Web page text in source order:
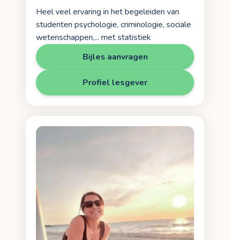
Heel veel ervaring in het begeleiden van
studenten psychologie, criminologie, sociale
wetenschappen,... met statistiek
Bijles aanvragen
Profiel lesgever